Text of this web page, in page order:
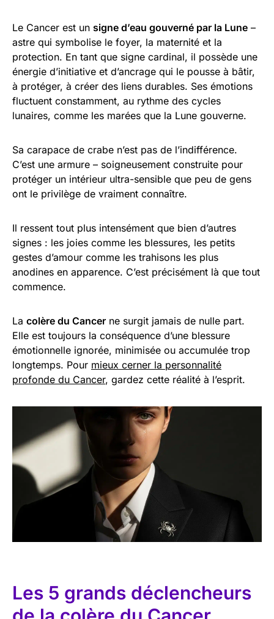
Le Cancer est un signe d’eau gouverné par la Lune –
astre qui symbolise le foyer, la maternité et la
protection. En tant que signe cardinal, il possède une
énergie d’initiative et d’ancrage qui le pousse à bâtir,
à protéger, à créer des liens durables. Ses émotions
fluctuent constamment, au rythme des cycles
lunaires, comme les marées que la Lune gouverne.
Sa carapace de crabe n’est pas de l’indifférence.
C’est une armure – soigneusement construite pour
protéger un intérieur ultra-sensible que peu de gens
ont le privilège de vraiment connaître.
Il ressent tout plus intensément que bien d’autres
signes : les joies comme les blessures, les petits
gestes d’amour comme les trahisons les plus
anodines en apparence. C’est précisément là que tout
commence.
La colère du Cancer ne surgit jamais de nulle part.
Elle est toujours la conséquence d’une blessure
émotionnelle ignorée, minimisée ou accumulée trop
longtemps. Pour mieux cerner la personnalité
profonde du Cancer, gardez cette réalité à l’esprit.
Les 5 grands déclencheurs